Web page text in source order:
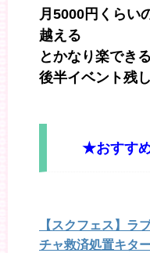
月5000円くらい
越える
とかなり楽でき
後半イベント残
★おすす
【スクフェス】ラ
チャ救済処置キタ